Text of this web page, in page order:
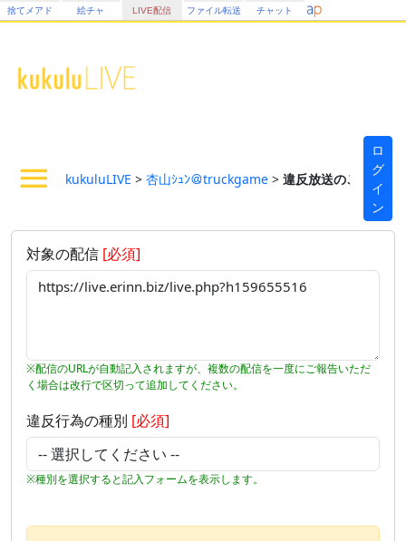
捨てメアド 絵チャ LIVE配信 ファイル転送 チャット
kukuluLIVE > 杏山ｼｭﾝ＠truckgame > 違反放送のご報告フ
ロ
グ
イ
ン
対象の配信 [必須]
※配信のURLが自動記入されますが、複数の配信を一度にご報告いただ
く場合は改行で区切って追加してください。
違反行為の種別 [必須]
※種別を選択すると記入フォームを表示します。